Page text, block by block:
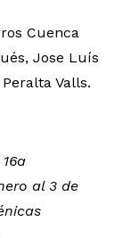
Cuenca
Jose Luís
Valls.
al 3 de